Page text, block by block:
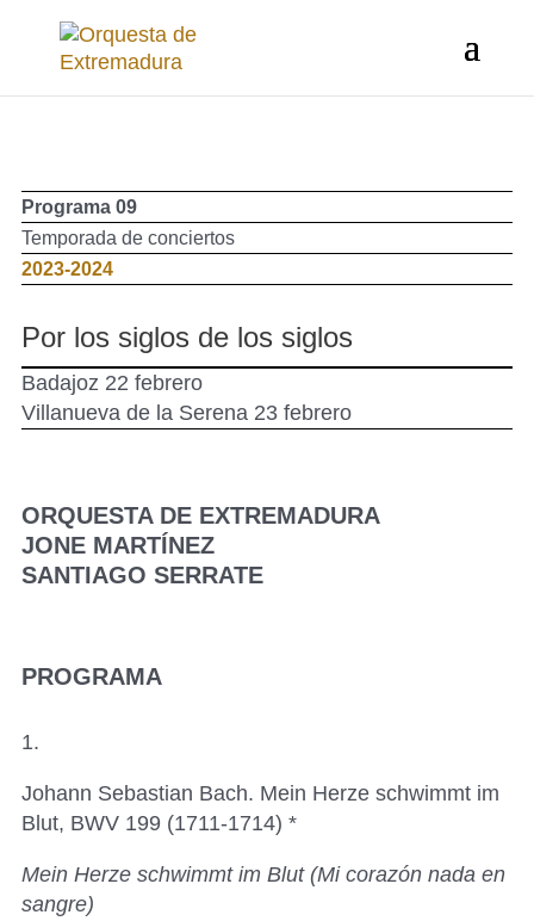
Programa 09
Temporada de conciertos
2023-2024
Por los siglos de los siglos
Badajoz 22 febrero
Villanueva de la Serena 23 febrero
ORQUESTA DE EXTREMADURA
JONE MARTÍNEZ
SANTIAGO SERRATE
PROGRAMA
1.
Johann Sebastian Bach. Mein Herze schwimmt im
Blut, BWV 199 (1711-1714) *
Mein Herze schwimmt im Blut (Mi corazón nada en
sangre)